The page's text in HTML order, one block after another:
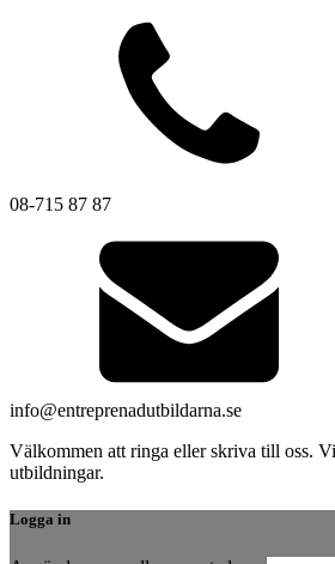
08-715 87 87
info@entreprenadutbildarna.se
Välkommen att ringa eller skriva till oss.
utbildningar.
Logga in